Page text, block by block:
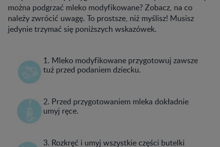
można podgrzać mleko modyfikowane? Zobacz, na co
należy zwrócić uwagę. To prostsze, niż myślisz! Musisz
jedynie trzymać się poniższych wskazówek.
1. Mleko modyfikowane przygotowuj zawsze
tuż przed podaniem dziecku.
2. Przed przygotowaniem mleka dokładnie
umyj ręce.
3. Rozkręć i umyj wszystkie części butelki